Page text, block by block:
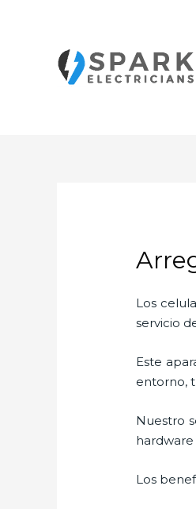
Los
servicio
Este
entorno,
Nuestro
Los